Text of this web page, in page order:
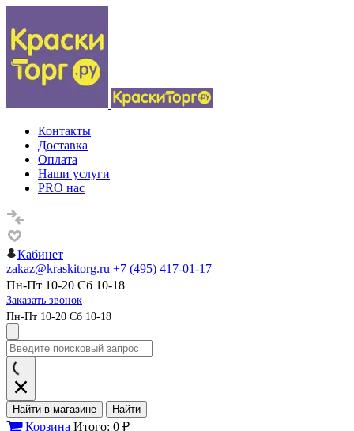
Контакты
Доставка
Оплата
Наши услуги
PRO нас
Кабинет
zakaz@kraskitorg.ru +7 (495) 417-01-17
Пн-Пт 10-20 Сб 10-18
Заказать звонок
Пн-Пт 10-20 Сб 10-18
Найти в магазине Найти
Корзина Итого: 0 ₽